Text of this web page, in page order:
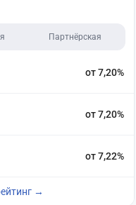
Партнёрская
от 7,20%
от 7,20%
от 7,22%
→